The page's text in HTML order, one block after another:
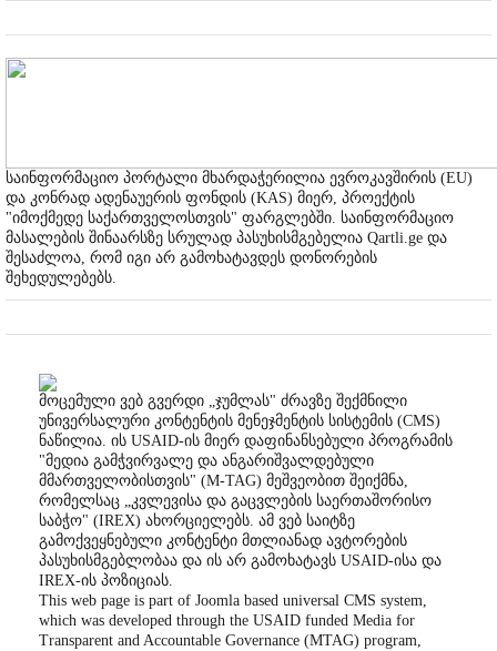
საინფორმაციო პორტალი მხარდაჭერილია ევროკავშირის (EU)
და კონრად ადენაუერის ფონდის (KAS) მიერ, პროექტის
"იმოქმედე საქართველოსთვის" ფარგლებში. საინფორმაციო
მასალების შინაარსზე სრულად პასუხისმგებელია Qartli.ge და
შესაძლოა, რომ იგი არ გამოხატავდეს დონორების
შეხედულებებს.
მოცემული ვებ გვერდი „ჯუმლას" ძრავზე შექმნილი
უნივერსალური კონტენტის მენეჯმენტის სისტემის (CMS)
ნაწილია. ის USAID-ის მიერ დაფინანსებული პროგრამის
"მედია გამჭვირვალე და ანგარიშვალდებული
მმართველობისთვის" (M-TAG) მეშვეობით შეიქმნა,
რომელსაც „კვლევისა და გაცვლების საერთაშორისო
საბჭო" (IREX) ახორციელებს. ამ ვებ საიტზე
გამოქვეყნებული კონტენტი მთლიანად ავტორების
პასუხისმგებლობაა და ის არ გამოხატავს USAID-ისა და
IREX-ის პოზიციას.
This web page is part of Joomla based universal CMS system,
which was developed through the USAID funded Media for
Transparent and Accountable Governance (MTAG) program,